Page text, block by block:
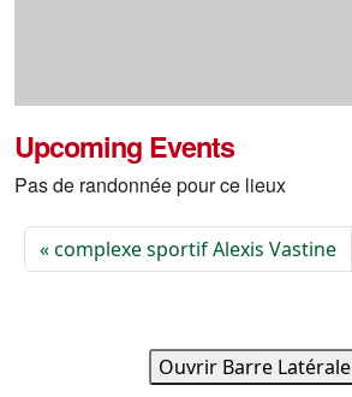
Upcoming Events
Pas de randonnée pour ce lieux
complexe sportif Alexis Vastine
Ouvrir Barre Latérale